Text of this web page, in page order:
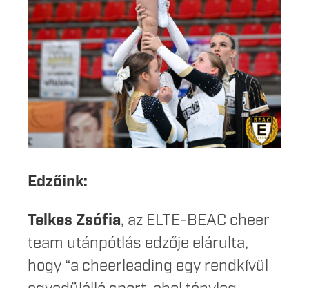
Edzőink:
Telkes Zsófia, az ELTE-BEAC cheer
team utánpótlás edzője elárulta,
hogy “a cheerleading egy rendkívül